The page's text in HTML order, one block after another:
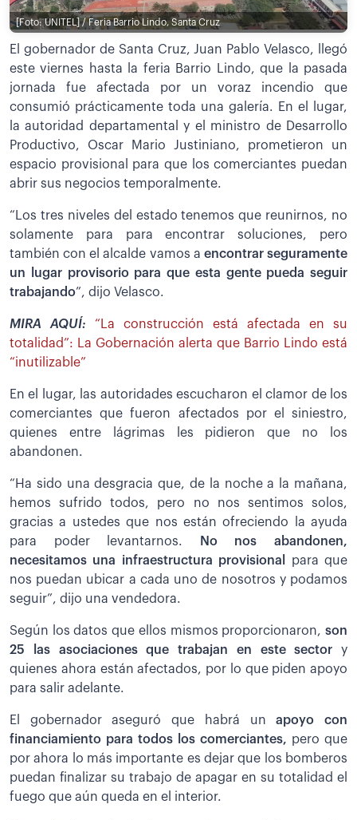
[Foto: UNITEL] / Feria Barrio Lindo, Santa Cruz
El gobernador de Santa Cruz, Juan Pablo Velasco, llegó
este viernes hasta la feria Barrio Lindo, que la pasada
jornada fue afectada por un voraz incendio que
consumió prácticamente toda una galería. En el lugar,
la autoridad departamental y el ministro de Desarrollo
Productivo, Oscar Mario Justiniano, prometieron un
espacio provisional para que los comerciantes puedan
abrir sus negocios temporalmente.
“Los tres niveles del estado tenemos que reunirnos, no
solamente para para encontrar soluciones, pero
también con el alcalde vamos a encontrar seguramente
un lugar provisorio para que esta gente pueda seguir
trabajando”, dijo Velasco.
MIRA AQUÍ: “La construcción está afectada en su
totalidad”: La Gobernación alerta que Barrio Lindo está
“inutilizable”
En el lugar, las autoridades escucharon el clamor de los
comerciantes que fueron afectados por el siniestro,
quienes entre lágrimas les pidieron que no los
abandonen.
“Ha sido una desgracia que, de la noche a la mañana,
hemos sufrido todos, pero no nos sentimos solos,
gracias a ustedes que nos están ofreciendo la ayuda
para poder levantarnos.
No nos abandonen,
necesitamos una infraestructura provisional
para que
nos puedan ubicar a cada uno de nosotros y podamos
seguir”, dijo una vendedora.
Según los datos que ellos mismos proporcionaron, son
25 las asociaciones que trabajan en este sector y
quienes ahora están afectados, por lo que piden apoyo
para salir adelante.
El gobernador aseguró que habrá unapoyo con
financiamiento para todos los comerciantes, pero que
por ahora lo más importante es dejar que los bomberos
puedan finalizar su trabajo de apagar en su totalidad el
fuego que aún queda en el interior.